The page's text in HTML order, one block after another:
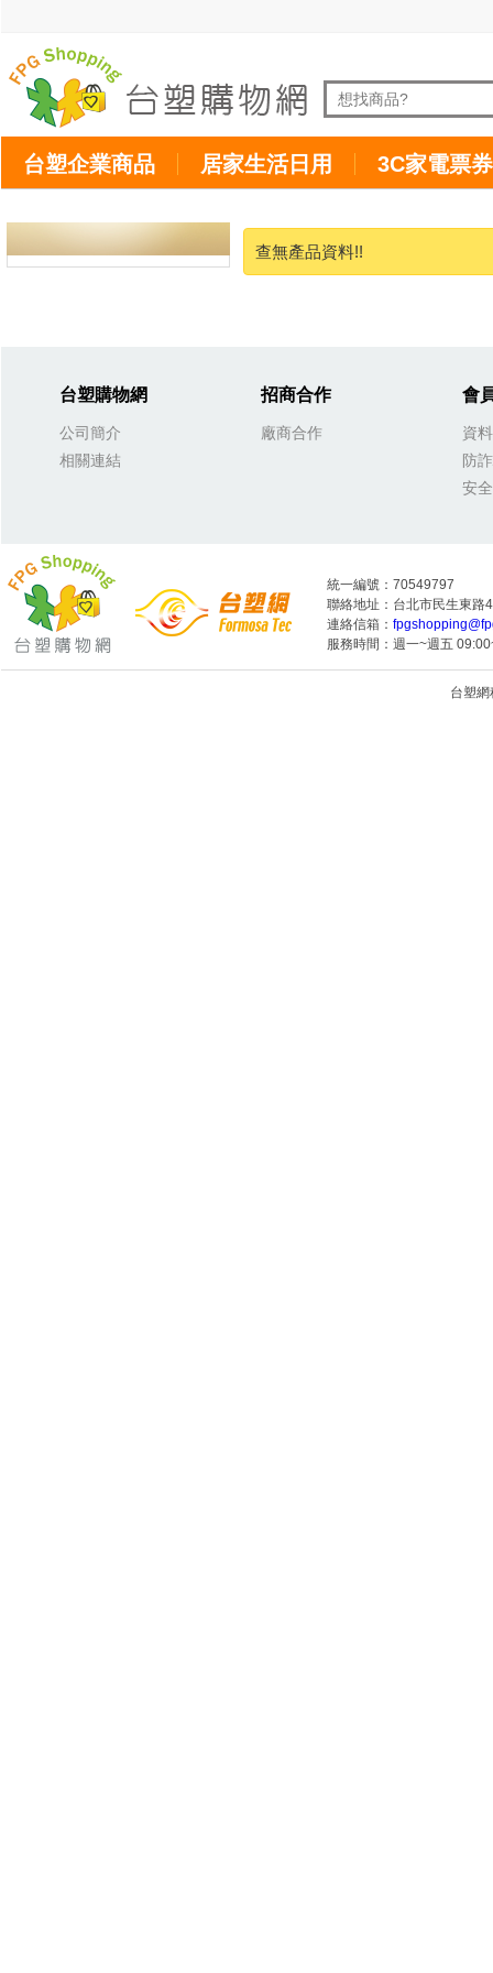
台塑企業商品 居家生活日用 3C家電票券
查無產品資料!!
台塑購物網
公司簡介
相關連結
招商合作
廠商合作
會
資
防
安
統一編號：70549797
聯絡地址：台北市民生東路
連絡信箱：
服務時間：週一~週五
台塑